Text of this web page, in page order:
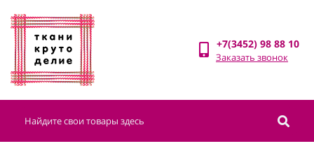
+7(3452) 98 88 10
Заказать звонок